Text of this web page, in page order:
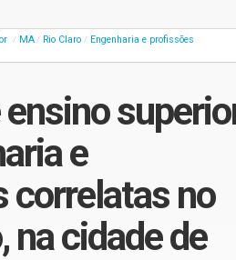
/ MA / Rio Claro / Engenharia e profissões
e
correlatas no
na cidade de